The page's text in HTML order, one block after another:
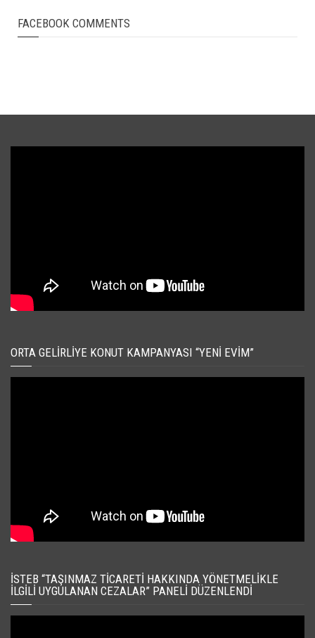
FACEBOOK COMMENTS
ORTA GELIRLIYE KONUT KAMPANYASI “YENI EVIM”
İSTEB “TAŞINMAZ TICARETI HAKKINDA YÖNETMELIKLE
İLGILI UYGULANAN CEZALAR” PANELI DÜZENLENDI